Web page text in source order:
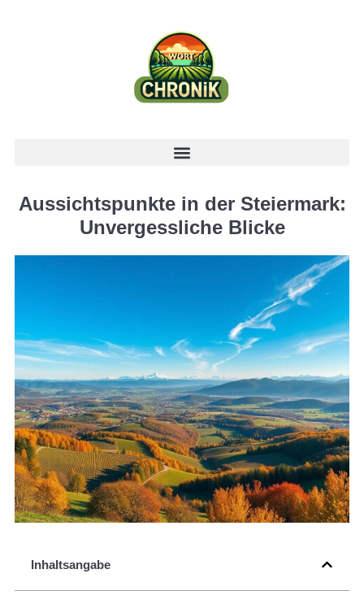
Aussichtspunkte in der Steiermark:
Unvergessliche Blicke
Inhaltsangabe